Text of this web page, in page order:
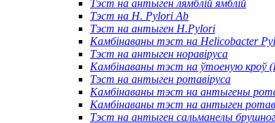
Тэст на антыген лямблій ямблій
Тэст на H. Pylori Ab
Тэст на антыген H.Pylori
Камбінаваны тэст на Helicobacter
Тэст на антыген норавіруса
Камбінаваны тэст на ўтоеную кроў
Тэст на антыген ротавіруса
Камбінаваны тэст на антыгены
Камбінаваны тэст на антыген
Тэст на антыген сальманелы